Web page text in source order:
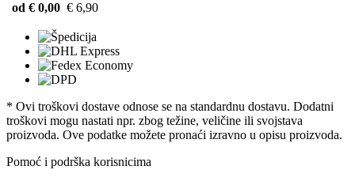
od € 0,00 € 6,90
* Ovi troškovi dostave odnose se na standardnu ​​dostavu. Dodatni
troškovi mogu nastati npr. zbog težine, veličine ili svojstava
proizvoda. Ove podatke možete pronaći izravno u opisu proizvoda.
Pomoć i podrška korisnicima